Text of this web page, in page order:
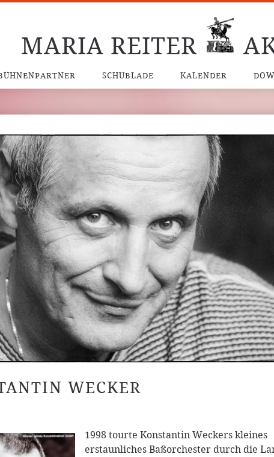
MARIA REITER
SCHUBLADE KALENDER
WECKER
1998 tourte Konstantin Weckers kleines
erstaunliches Baßorchester durch die